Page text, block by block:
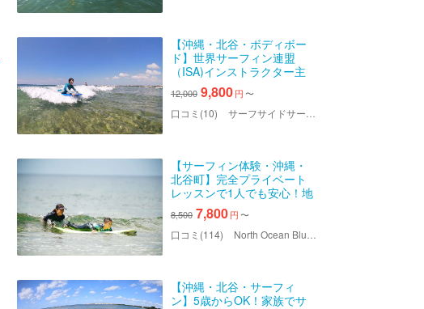
【沖縄・北谷・ボディボー
ド】世界サーフィン連盟
（ISA)インストラクター主
催、ボディボード体験！ 無
料写真・送迎あり
12,000 9,800円 〜
口コミ(10) サーフサイドサービス ハイサイ
【サーフィン体験・沖縄・
北谷町】完全プライベート
レッスンで1人でも安心！地
元の常連さんからもお墨付
きの丁寧な指導で初めての
波乗り体験！
8,500 7,800円 〜
口コミ(114) North Ocean Blue（ノース オーシャン ブルー）
【沖縄・北谷・サーフィ
ン】5歳からOK！家族でサ